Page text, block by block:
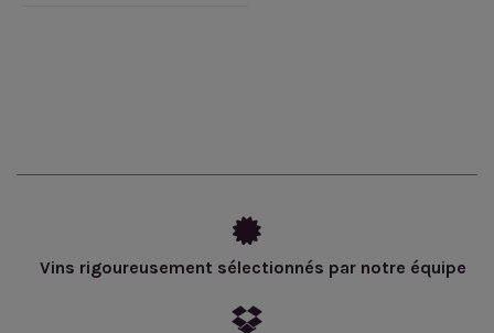
Vins rigoureusement sélectionnés par notre équipe